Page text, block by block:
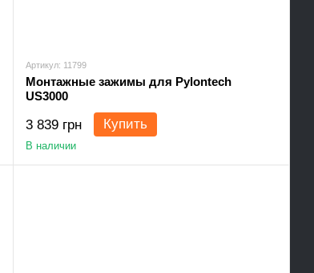
Артикул: 11799
Монтажные зажимы для Pylontech
US3000
3 839 грн Купить
В наличии